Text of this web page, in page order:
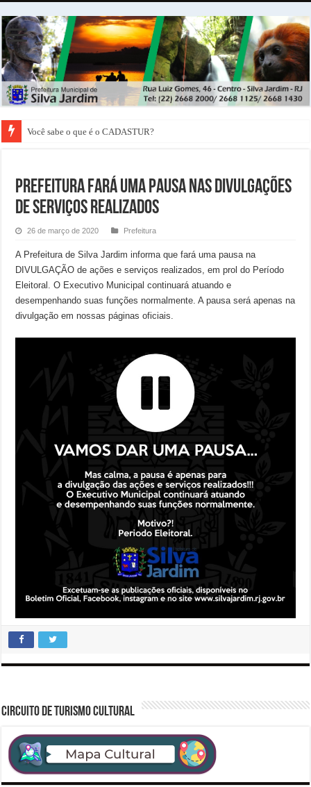
Você sabe o que é o CADASTUR?
PREFEITURA FARÁ UMA PAUSA NAS DIVULGAÇÕES
DE SERVIÇOS REALIZADOS
26 de março de 2020 Prefeitura
A Prefeitura de Silva Jardim informa que fará uma pausa na
DIVULGAÇÃO de ações e serviços realizados, em prol do Período
Eleitoral. O Executivo Municipal continuará atuando e
desempenhando suas funções normalmente. A pausa será apenas na
divulgação em nossas páginas oficiais.
CIRCUITO DE TURISMO CULTURAL